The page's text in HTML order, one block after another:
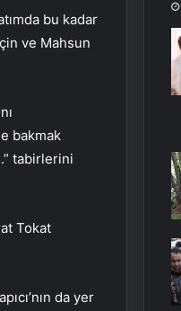
bu kadar
ve Mahsun
bakmak
tabirlerini
Tokat
da yer